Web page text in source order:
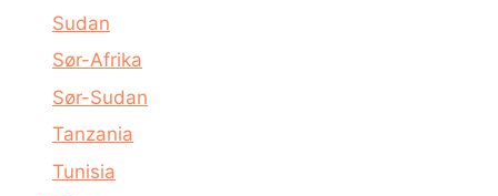
Sudan
Sør-Afrika
Sør-Sudan
Tanzania
Tunisia